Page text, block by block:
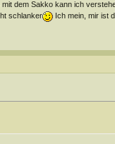
dem Sakko kann ich
schlanker
Ich mein, mir ist